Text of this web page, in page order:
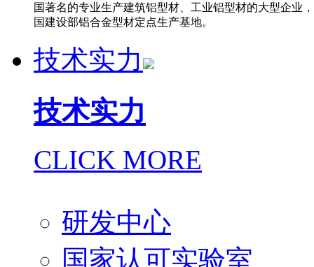
国著名的专业生产建筑铝型材、工业铝型材的大型企业
国建设部铝合金型材定点生产基地。
技术实力
技术实力
CLICK MORE
研发中心
国家认可实验室